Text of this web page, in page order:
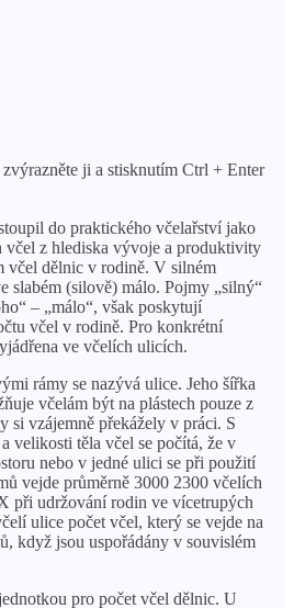
ji a stisknutím Ctrl + Enter
do praktického včelařství jako
včel z hlediska vývoje a produktivity
včel dělnic v rodině. V silném
slabém (silově) málo. Pojmy „silný“
– „málo“, však poskytují
včel v rodině. Pro konkrétní
ve včelích ulicích.
rámy se nazývá ulice. Jeho šířka
včelám být na plástech pouze z
si vzájemně překážely v práci. S
velikosti těla včel se počítá, že v
nebo v jedné ulici se při použití
vejde průměrně 3000 2300 včelích
udržování rodin ve vícetrupých
ulice počet včel, který se vejde na
když jsou uspořádány v souvislém
pro počet včel dělnic. U